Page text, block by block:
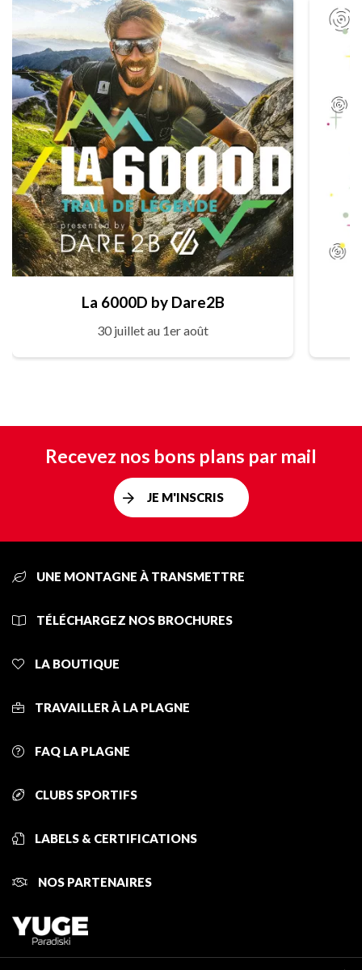
La 6000D by Dare2B
30 juillet au 1er août
Recevez nos bons plans par mail
JE M'INSCRIS
UNE MONTAGNE À TRANSMETTRE
TÉLÉCHARGEZ NOS BROCHURES
LA BOUTIQUE
TRAVAILLER À LA PLAGNE
FAQ LA PLAGNE
CLUBS SPORTIFS
LABELS & CERTIFICATIONS
NOS PARTENAIRES